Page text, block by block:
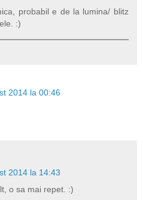
probabil e de la lumina/ blitz
:)
2014 la 00:46
2014 la 14:43
o sa mai repet. :)